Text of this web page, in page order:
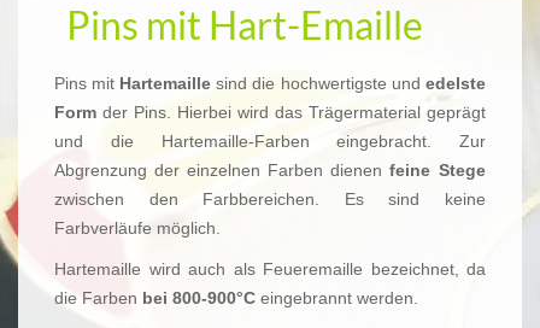
Pins mit Hart-Emaille
Pins mit Hartemaille sind die hochwertigste und edelste
Form der Pins. Hierbei wird das Trägermaterial geprägt
und die Hartemaille-Farben eingebracht. Zur
Abgrenzung der einzelnen Farben dienen feine Stege
zwischen den Farbbereichen. Es sind keine
Farbverläufe möglich.
Hartemaille wird auch als Feueremaille bezeichnet, da
die Farben bei 800-900°C eingebrannt werden.